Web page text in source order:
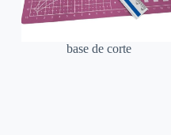
base de corte